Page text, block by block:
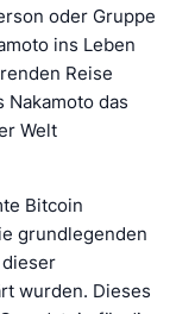
oder Gruppe
ins Leben
Reise
Nakamoto das
Welt
Bitcoin
grundlegenden
wurden. Dieses